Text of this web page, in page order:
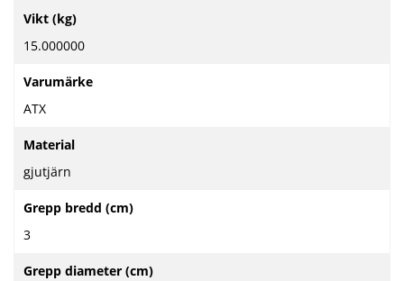
information
Vikt (kg)
15.000000
Varumärke
ATX
Material
gjutjärn
Grepp bredd (cm)
3
Grepp diameter (cm)